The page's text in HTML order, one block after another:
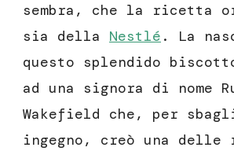
sembra, che la ricetta
sia della Nestlé . La
questo splendido
ad una signora di nome
Wakefield che, per
ingegno, creò una